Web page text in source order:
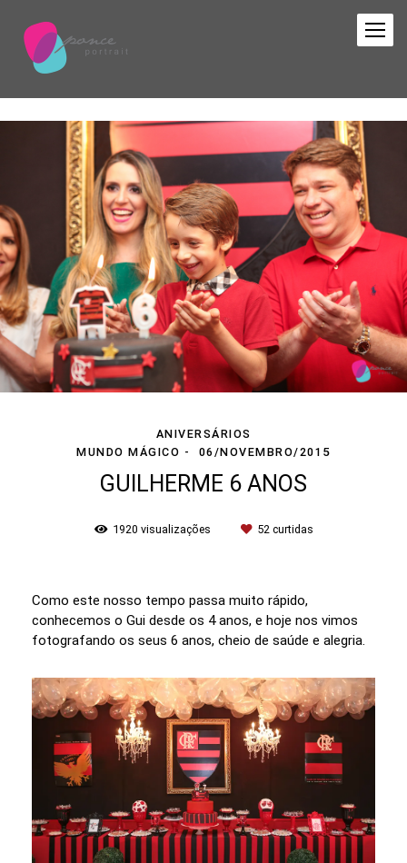
ANIVERSÁRIOS
MUNDO MÁGICO
06/NOVEMBRO/2015
GUILHERME 6 ANOS
1920 visualizações 52 curtidas
Como este nosso tempo passa muito rápido,
conhecemos o Gui desde os 4 anos, e hoje nos vimos
fotografando os seus 6 anos, cheio de saúde e alegria.